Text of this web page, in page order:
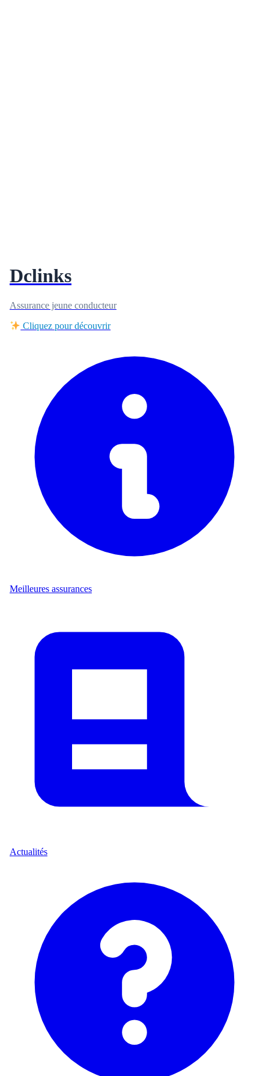
Dclinks
Assurance jeune conducteur
Cliquez pour découvrir
Meilleures assurances
Actualités